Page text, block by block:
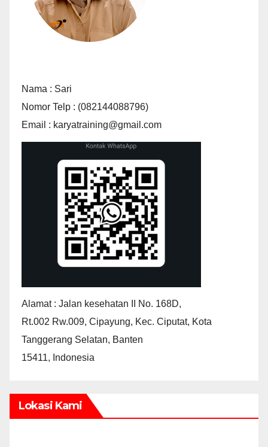
Nama : Sari
Nomor Telp : (082144088796)
Email : karyatraining@gmail.com
Alamat : Jalan kesehatan II No. 168D,
Rt.002 Rw.009, Cipayung, Kec. Ciputat, Kota
Tanggerang Selatan, Banten
15411, Indonesia
Lokasi Kami